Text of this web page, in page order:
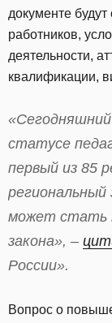
документе
работников,
деятельности,
квалификации,
«Сегодняшний
статусе
первый из 85
региональный
может стать
закона», –
России».
Вопрос о